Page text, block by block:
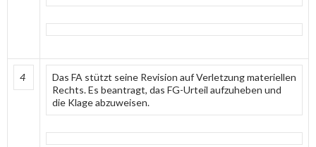
4
Das FA stützt seine Revision auf Verletzung materiellen
Rechts. Es beantragt, das FG-Urteil aufzuheben und
die Klage abzuweisen.